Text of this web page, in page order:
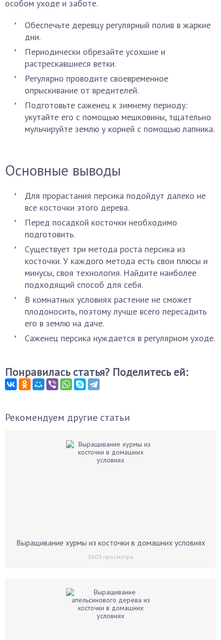
особом уходе и заботе.
Обеспечьте деревцу регулярный полив в жаркие
дни.
Периодически обрезайте усохшие и
растрескавшиеся ветки.
Регулярно проводите своевременное
опрыскивание от вредителей.
Подготовьте саженец к зимнему периоду:
укутайте его с помощью мешковины, тщательно
мульчируйте землю у корней с помощью лапника.
Основные выводы
Для прорастания персика подойдут далеко не
все косточки этого дерева.
Перед посадкой косточки необходимо
подготовить.
Существует три метода роста персика из
косточки. У каждого метода есть свои плюсы и
минусы, своя технология. Найдите наиболее
подходящий способ для себя.
В комнатных условиях растение не сможет
плодоносить, поэтому лучше всего пересадить
его в землю на даче.
Саженец персика нуждается в регулярном уходе.
Понравилась статья? Поделитесь ей:
Рекомендуем другие статьи
Выращивание хурмы из косточки в домашних условиях
3603 просмотра